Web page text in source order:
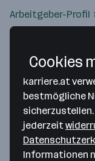
Arbeitgeber-Profil
Bitte
Cookies
karriere.at
bestmögliche
jederzeit
Informationen